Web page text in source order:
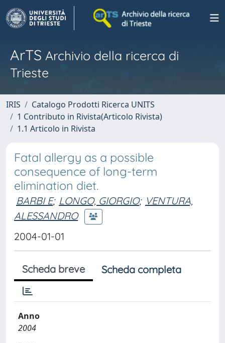
ArTS Archivio della ricerca di
Trieste
IRIS
Catalogo Prodotti Ricerca UNITS
1 Contributo in Rivista(Articolo Rivista)
1.1 Articolo in Rivista
Fatal allergy as a possible
consequence of long-term
elimination diet.
BARBI E; LONGO, GIORGIO; VENTURA,
ALESSANDRO
2004-01-01
Scheda breve Scheda completa
Anno
2004